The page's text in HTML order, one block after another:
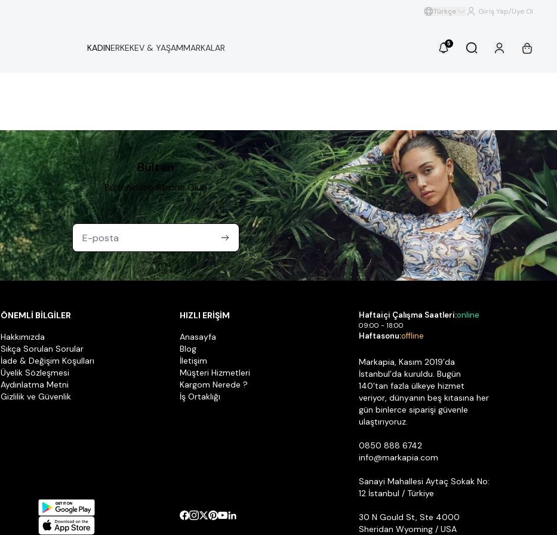
Türkçe Giriş Yap/Üye Ol
KADINERKEKEV & YAŞAMMARKALAR 5
Bülten
Bültenimize Abone Olun
ÖNEMLİ BİLGİLER
Hakkımızda
Sıkça Sorulan Sorular
İade & Değişim Koşulları
Üyelik Sözleşmesi
Aydınlatma Metni
Gizlilik ve Güvenlik
HIZLI ERİŞİM
Anasayfa
Blog
İletişim
Müşteri Hizmetleri
Kargom Nerede ?
İş Ortaklığı
Haftaiçi Çalışma Saatleri:online
09:00 - 18:00
Haftasonu:offline
Markapia, Kasım 2019’da
İstanbul’da kuruldu. Bugün
140’tan fazla ülkeye hizmet
veriyor, dünyanın beş kıtasına her
gün binlerce siparişi güvenle
ulaştırıyoruz.
0850 888 6742
info@markapia.com
Sanayi Mahallesi Aytaç Sokak No:
12 İstanbul / Türkiye
30 N Gould St, Ste 4000
Sheridan Wyoming / USA